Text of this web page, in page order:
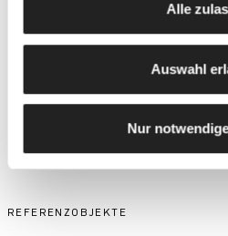
Alle
Auswahl
Nur
WEITERE
REFERENZOBJEKTE